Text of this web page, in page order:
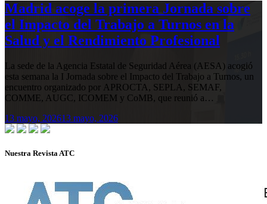
Madrid acoge la primera Jornada sobre
el Impacto del Trabajo a Turnos en la
Salud y el Rendimiento Profesional
La sede de la Agencia Estatal de Seguridad Aérea (AESA) acogió
esta semana la I Jornada sobre el Impacto del Trabajo a Turnos, un
encuentro organizado por APROCTA, SEPLA, SEMAF,
COMME, AUGC, ICOMEM y CoMB, que reunió a…
13 mayo, 202613 mayo, 2026
Nuestra Revista ATC